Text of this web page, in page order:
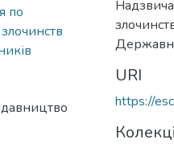
по
URI
https://